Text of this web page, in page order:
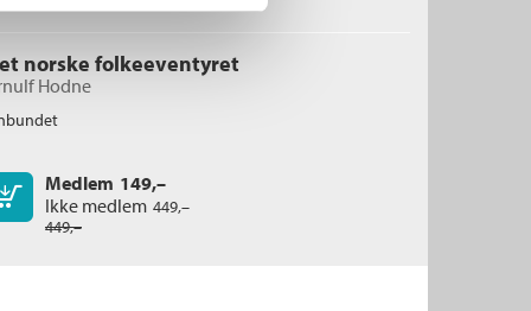
norske folkeeventyret
Hodne
Medlem 149,–
Ikke medlem 449,–
449,–
Kjøp